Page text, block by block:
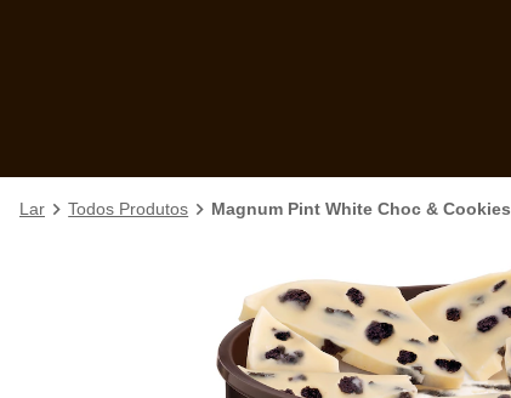
Lar Todos Produtos Magnum Pint White Choc & Cookies